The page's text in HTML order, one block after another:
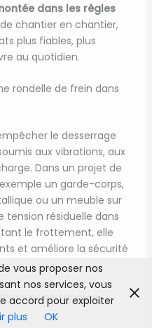
dans les règles
chantier en chantier,
plus fiables, plus
au quotidien.
rondelle de frein dans
le desserrage
aux vibrations, aux
Dans un projet de
un garde-corps,
ou un meuble sur
tension résiduelle dans
le frottement, elle
et améliore la sécurité
pour une terrasse
vous proposer nos
nos services, vous
accord pour exploiter
plus OK